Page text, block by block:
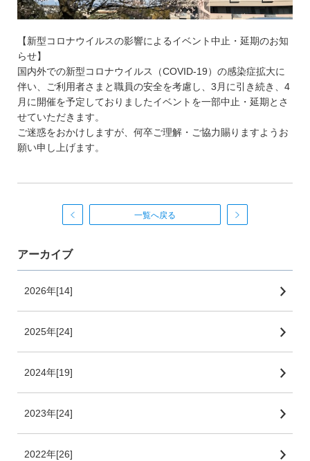
【新型コロナウイルスの影響によるイベント中止・延期のお知
らせ】
国内外での新型コロナウイルス（COVID-19）の感染症拡大に
伴い、ご利用者さまと職員の安全を考慮し、3月に引き続き、4
月に開催を予定しておりましたイベントを一部中止・延期とさ
せていただきます。
ご迷惑をおかけしますが、何卒ご理解・ご協力賜りますようお
願い申し上げます。
一覧へ戻る
アーカイブ
2026年[14]
2025年[24]
2024年[19]
2023年[24]
2022年[26]